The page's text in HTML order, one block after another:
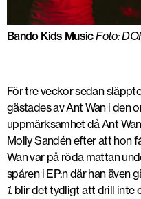
Bando Kids MusicFoto:
För tre veckor sedan
gästades av Ant Wan i den
uppmärksamhet då Ant
Molly Sandén efter att hon
Wan var på röda mattan
spåren i EP:n där han även
1. blir det tydligt att drill inte